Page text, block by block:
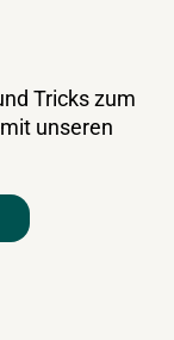
Tricks zum
unseren